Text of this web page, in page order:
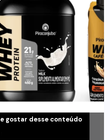
gostar desse conteúdo